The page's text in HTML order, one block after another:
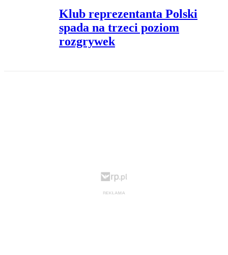
Klub reprezentanta Polski
spada na trzeci poziom
rozgrywek